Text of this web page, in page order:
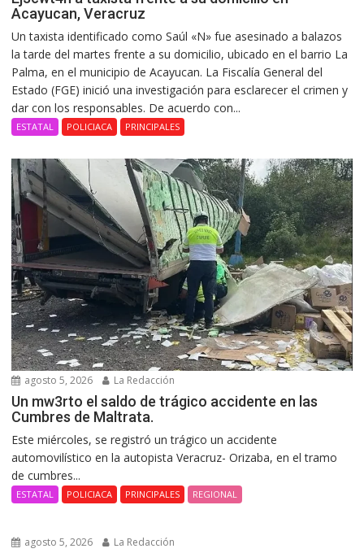
Acayucan, Veracruz
Un taxista identificado como Saúl «N» fue asesinado a balazos
la tarde del martes frente a su domicilio, ubicado en el barrio La
Palma, en el municipio de Acayucan. La Fiscalía General del
Estado (FGE) inició una investigación para esclarecer el crimen y
dar con los responsables. De acuerdo con...
ESTATAL POLICIACA PRINCIPALES
agosto 5, 2026 La Redacción
Un mw3rto el saldo de trágico accidente en las
Cumbres de Maltrata.
Este miércoles, se registró un trágico un accidente
automovilístico en la autopista Veracruz- Orizaba, en el tramo
de cumbres...
ESTATAL POLICIACA PRINCIPALES REGIONAL
agosto 5, 2026 La Redacción